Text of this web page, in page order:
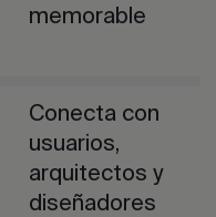
memorable
Conecta con
usuarios,
arquitectos y
diseñadores